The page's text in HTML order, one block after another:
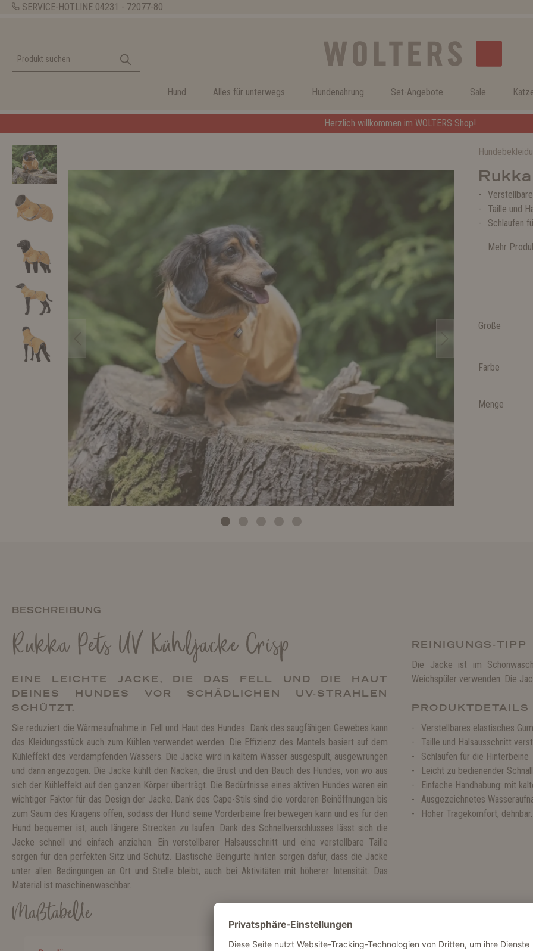
SERVICE-HOTLINE 04231 - 72077-80
Hund Alles für unterwegs Hundenahrung Set-Angebote Sale
Herzlich willkommen im WOLTERS Shop!
Taille und
Schlaufen
Mehr
Größe
Farbe
Menge
BESCHREIBUNG
Rukka Pets UV Kühljacke Crisp
EINE LEICHTE JACKE, DIE DAS FELL UND DIE HAUT
DEINES HUNDES VOR SCHÄDLICHEN UV-STRAHLEN
SCHÜTZT.
Sie reduziert die Wärmeaufnahme in Fell und Haut des Hundes. Dank des saugfähigen Gewebes kann
das Kleidungsstück auch zum Kühlen verwendet werden. Die Effizienz des Mantels basiert auf dem
Kühleffekt des verdampfenden Wassers. Die Jacke wird in kaltem Wasser ausgespült, ausgewrungen
und dann angezogen. Die Jacke kühlt den Nacken, die Brust und den Bauch des Hundes, von wo aus
sich der Kühleffekt auf den ganzen Körper überträgt. Die Bedürfnisse eines aktiven Hundes waren ein
wichtiger Faktor für das Design der Jacke. Dank des Cape-Stils sind die vorderen Beinöffnungen bis
zum Saum des Kragens offen, sodass der Hund seine Vorderbeine frei bewegen kann und es für den
Hund bequemer ist, auch längere Strecken zu laufen. Dank des Schnellverschlusses lässt sich die
Jacke schnell und einfach anziehen. Ein verstellbarer Halsausschnitt und eine verstellbare Taille
sorgen für den perfekten Sitz und Schutz. Elastische Beingurte hinten sorgen dafür, dass die Jacke
unter allen Bedingungen an Ort und Stelle bleibt, auch bei Aktivitäten mit höherer Intensität. Das
Material ist maschinenwaschbar.
Maßtabelle
REINIGUNGS-TIPP
Die Jacke ist im
Weichspüler verwenden. Die
PRODUKTDETAILS
Verstellbares elastisches
Taille und Halsausschnitt
Schlaufen für die Hinterbeine
Leicht zu bedienender
Einfache Handhabung: mit
Ausgezeichnetes
Hoher Tragekomfort,